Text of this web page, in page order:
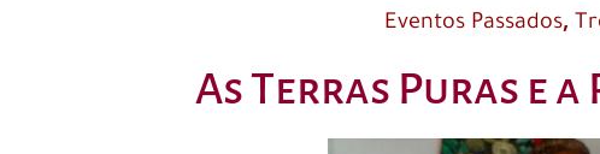
Eventos Passados,
As Terras Puras e